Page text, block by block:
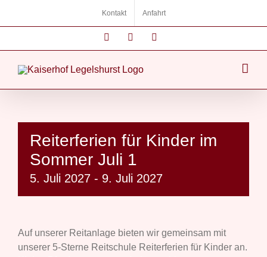
Kontakt Anfahrt
InstagramFacebook
Reiterferien für Kinder im
Sommer Juli 1
5. Juli 2027 - 9. Juli 2027
Auf unserer Reitanlage bieten wir gemeinsam mit
unserer 5-Sterne Reitschule Reiterferien für Kinder an.